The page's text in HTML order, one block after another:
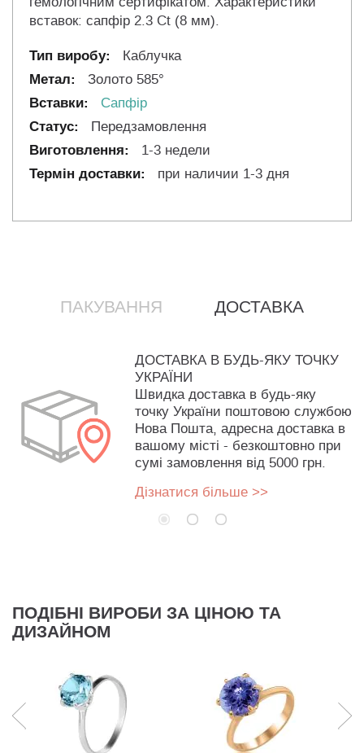
вставок: сапфір 2.3 Ct (8 мм).
Каблучка
Золото 585°
Сапфір
Передзамовлення
1-3 недели
при наличии 1-3 дня
ПАКУВАННЯ ДОСТАВКА
ДОСТАВКА В БУДЬ-ЯКУ ТОЧКУ
УКРАЇНИ
Швидка доставка в будь-яку
точку України поштовою службою
Нова Пошта, адресна доставка в
вашому місті - безкоштовно при
сумі замовлення від 5000 грн.
Дізнатися більше >>
ПОДІБНІ ВИРОБИ ЗА ЦІНОЮ ТА
ДИЗАЙНОМ